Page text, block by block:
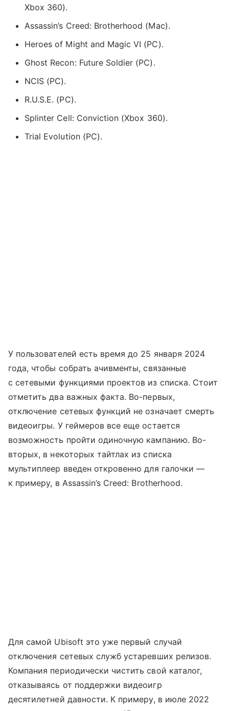
Xbox 360).
Assassin’s Creed: Brotherhood (Mac).
Heroes of Might and Magic VI (PC).
Ghost Recon: Future Soldier (PC).
NCIS (PC).
R.U.S.E. (PC).
Splinter Cell: Conviction (Xbox 360).
Trial Evolution (PC).
У пользователей есть время до 25 января 2024
года, чтобы собрать ачивменты, связанные
с сетевыми функциями проектов из списка. Стоит
отметить два важных факта. Во-первых,
отключение сетевых функций не означает смерть
видеоигры. У геймеров все еще остается
возможность пройти одиночную кампанию. Во-
вторых, в некоторых тайтлах из списка
мультиплеер введен откровенно для галочки —
к примеру, в Assassin’s Creed: Brotherhood.
Для самой Ubisoft это уже первый случай
отключения сетевых служб устаревших релизов.
Компания периодически чистить свой каталог,
отказываясь от поддержки видеоигр
десятилетней давности. К примеру, в июле 2022